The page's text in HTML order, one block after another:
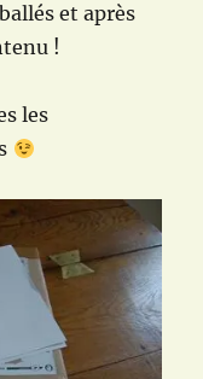
et après
!
les